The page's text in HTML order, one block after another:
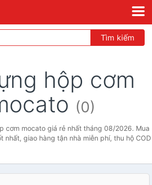
Tìm kiếm
hộp cơm
(0)
cơm mocato giá rẻ nhất tháng 08/2026. Mua
nhất, giao hàng tận nhà miễn phí, thu hộ COD